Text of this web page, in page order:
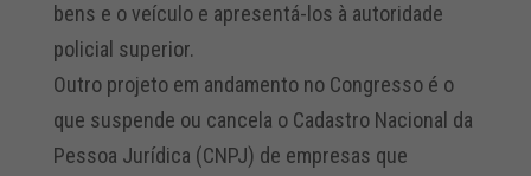
bens e o veículo e apresentá-los à autoridade
policial superior.
Outro projeto em andamento no Congresso é o
que suspende ou cancela o Cadastro Nacional da
Pessoa Jurídica (CNPJ) de empresas que